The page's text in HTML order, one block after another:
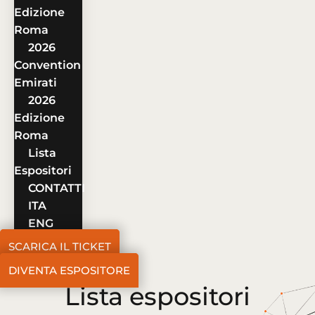
Edizione
Roma
2026
Convention
Emirati
2026
Edizione
Roma
Lista
Espositori
CONTATTI
ITA
ENG
SCARICA IL TICKET
DIVENTA ESPOSITORE
Lista espositori